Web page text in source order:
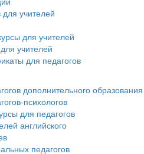
для учителей
для учителей
учителей
для педагогов
дополнительного образования
психологов
для педагогов
английского
педагогов